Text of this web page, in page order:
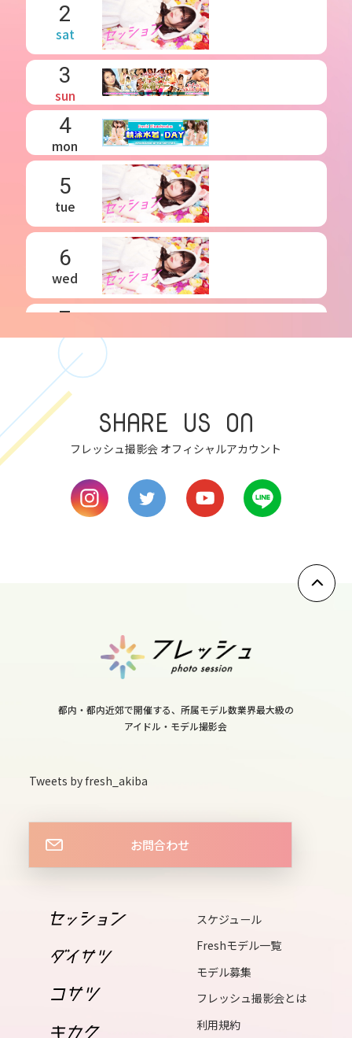
2
sat
3
sun
4
mon
5
tue
6
wed
7
thu
8
fri
sun
11
15
16
sat
17
sun
18
19
wed
21
SHARE US ON
フレッシュ撮影会 オフィシャルアカウント
都内・都内近郊で開催する、所属モデル数業界最大級の
アイドル・モデル撮影会
Tweets by fresh_akiba
お問合わせ
スケジュール
Freshモデル一覧
モデル募集
フレッシュ撮影会とは
利用規約